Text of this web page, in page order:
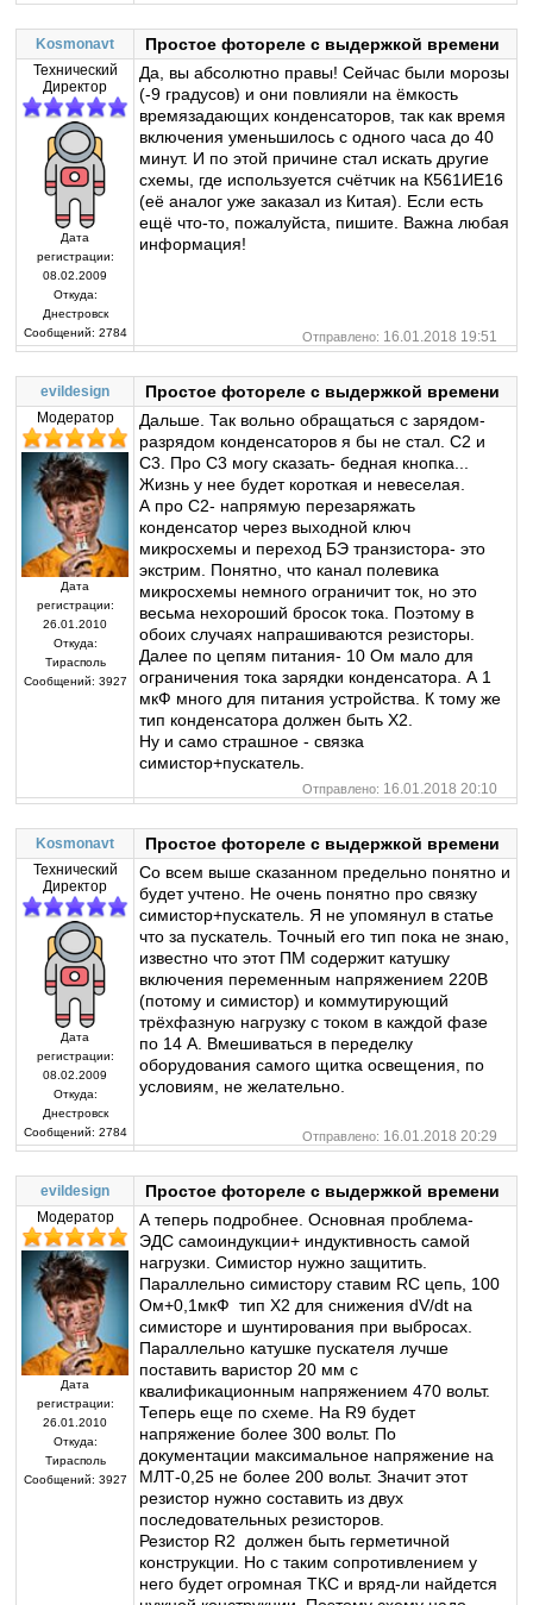
Kosmonavt Простое фотореле с выдержкой времени
Технический
Директор
Дата
регистрации:
08.02.2009
Откуда:
Днестровск
Сообщений: 2784
Да, вы абсолютно правы! Сейчас были морозы
(-9 градусов) и они повлияли на ёмкость
времязадающих конденсаторов, так как время
включения уменьшилось с одного часа до 40
минут. И по этой причине стал искать другие
схемы, где используется счётчик на К561ИЕ16
(её аналог уже заказал из Китая). Если есть
ещё что-то, пожалуйста, пишите. Важна любая
информация!
Отправлено: 16.01.2018 19:51
evildesign Простое фотореле с выдержкой времени
Модератор
Дата
регистрации:
26.01.2010
Откуда:
Тирасполь
Сообщений: 3927
Дальше. Так вольно обращаться с зарядом-
разрядом конденсаторов я бы не стал. С2 и
С3. Про С3 могу сказать- бедная кнопка...
Жизнь у нее будет короткая и невеселая.
А про С2- напрямую перезаряжать
конденсатор через выходной ключ
микросхемы и переход БЭ транзистора- это
экстрим. Понятно, что канал полевика
микросхемы немного ограничит ток, но это
весьма нехороший бросок тока. Поэтому в
обоих случаях напрашиваются резисторы.
Далее по цепям питания- 10 Ом мало для
ограничения тока зарядки конденсатора. А 1
мкФ много для питания устройства. К тому же
тип конденсатора должен быть X2.
Ну и само страшное - связка
симистор+пускатель.
Отправлено: 16.01.2018 20:10
Kosmonavt Простое фотореле с выдержкой времени
Технический
Директор
Дата
регистрации:
08.02.2009
Откуда:
Днестровск
Сообщений: 2784
Со всем выше сказанном предельно понятно и
будет учтено. Не очень понятно про связку
симистор+пускатель. Я не упомянул в статье
что за пускатель. Точный его тип пока не знаю,
известно что этот ПМ содержит катушку
включения переменным напряжением 220В
(потому и симистор) и коммутирующий
трёхфазную нагрузку с током в каждой фазе
по 14 А. Вмешиваться в переделку
оборудования самого щитка освещения, по
условиям, не желательно.
Отправлено: 16.01.2018 20:29
evildesign Простое фотореле с выдержкой времени
Модератор
Дата
регистрации:
26.01.2010
Откуда:
Тирасполь
Сообщений: 3927
А теперь подробнее. Основная проблема-
ЭДС самоиндукции+ индуктивность самой
нагрузки. Симистор нужно защитить.
Параллельно симистору ставим RC цепь, 100
Ом+0,1мкФ тип X2 для снижения dV/dt на
симисторе и шунтирования при выбросах.
Параллельно катушке пускателя лучше
поставить варистор 20 мм с
квалификационным напряжением 470 вольт.
Теперь еще по схеме. На R9 будет
напряжение более 300 вольт. По
документации максимальное напряжение на
МЛТ-0,25 не более 200 вольт. Значит этот
резистор нужно составить из двух
последовательных резисторов.
Резистор R2 должен быть герметичной
конструкции. Но с таким сопротивлением у
него будет огромная ТКС и вряд-ли найдется